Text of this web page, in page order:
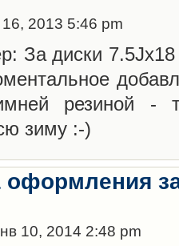
2013 5:46 pm
За диски
резиной
зиму :-)
оформления
10, 2014 2:48 pm